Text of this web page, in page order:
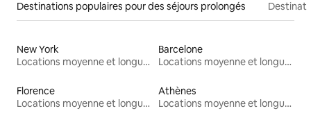
Destinations populaires pour des séjours prolongés
New York
Locations moyenne et longue durée
Barcelone
Locations moyenne et longue durée
Florence
Locations moyenne et longue durée
Athènes
Locations moyenne et longue durée